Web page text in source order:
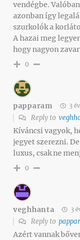
vendégbe.
azonban így
szurkolók a
A hazai meg
hogy nagyon
0
papparam 3
Reply to
Kíváncsi vagyok,
jegyet szerezni.
luxus, csak ne
0
veghhanta 3
Reply to
Azért vannak